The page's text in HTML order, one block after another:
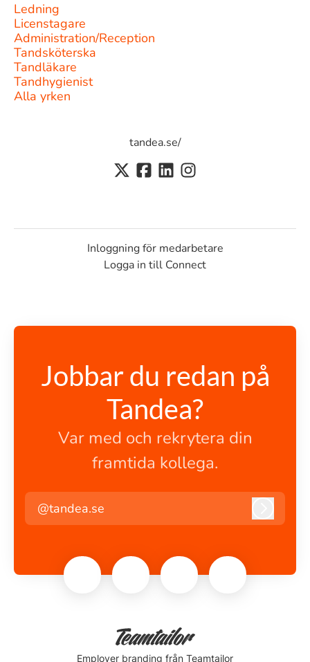
Ledning
Licenstagare
Administration/Reception
Tandsköterska
Tandläkare
Tandhygienist
Alla yrken
tandea.se/
Inloggning för medarbetare
Logga in till Connect
Jobbar du redan på
Tandea?
Var med och rekrytera din
framtida kollega.
@tandea.se
Employer branding från Teamtailor